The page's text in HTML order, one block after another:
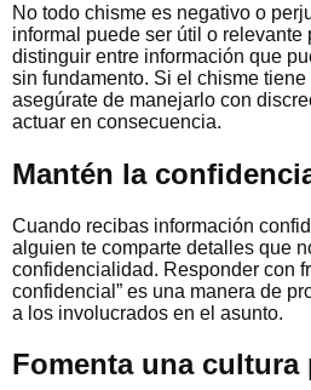
No todo chisme es negativo o
informal puede ser útil o
distinguir entre información que
sin fundamento. Si el chisme
asegúrate de manejarlo con
actuar en consecuencia.
Mantén la
Cuando recibas información
alguien te comparte detalles que
confidencialidad. Responder con
confidencial” es una manera de
a los involucrados en el asunto.
Fomenta una cultura